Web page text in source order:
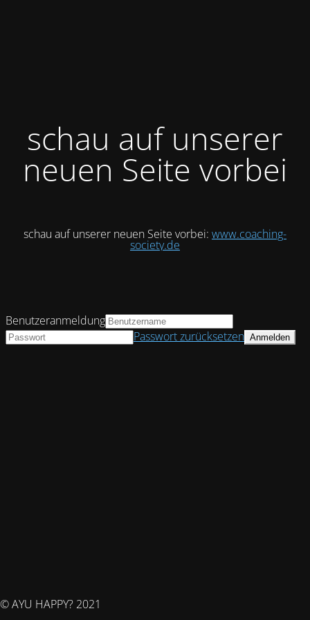
schau auf unserer
neuen Seite vorbei
schau auf unserer neuen Seite vorbei: www.coaching-
society.de
© AYU HAPPY? 2021
Benutzeranmeldung
Passwort zurücksetzen